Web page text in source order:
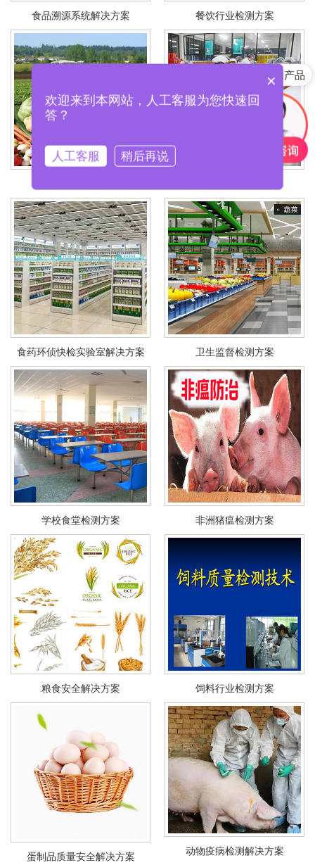
食品溯源系统解决方案 餐饮行业检测方案
食药环侦快检实验室解决方案 卫生监督检测方案
学校食堂检测方案 非洲猪瘟检测方案
粮食安全解决方案 饲料行业检测方案
蛋制品质量安全解决方案 动物疫病检测解决方案
快速咨询产品
×
欢迎来到本网站，人工客服为您快速回
答？
人工客服 稍后再说